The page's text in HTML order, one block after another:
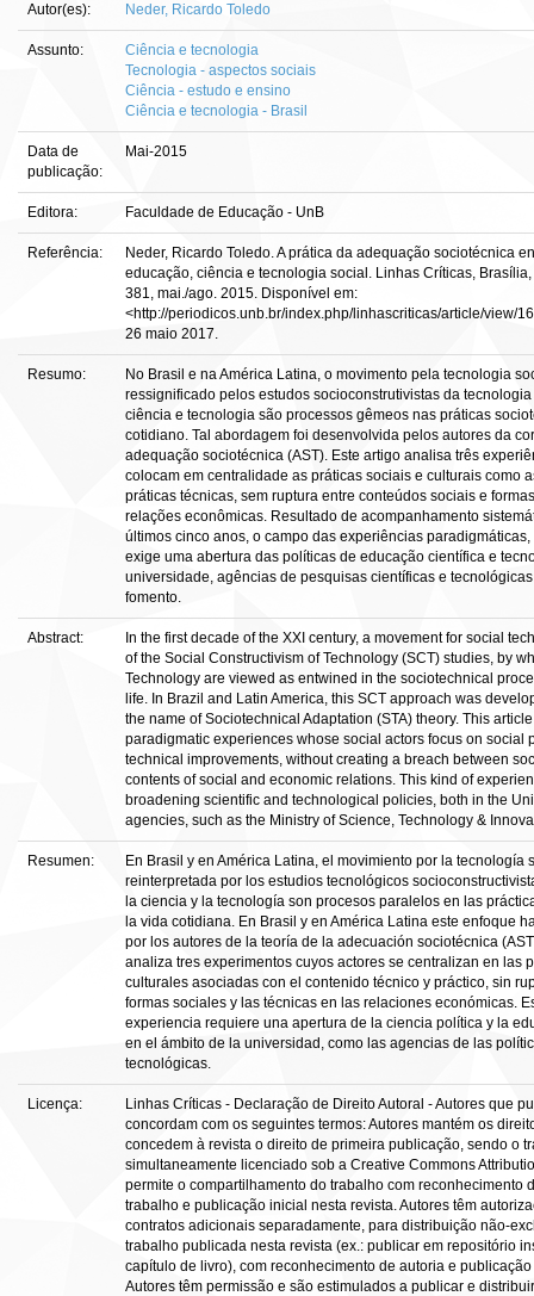
Autor(es): Neder, Ricardo Toledo
Assunto:
Ciência e tecnologia
Tecnologia - aspectos sociais
Ciência - estudo e ensino
Ciência e tecnologia - Brasil
Data de
publicação:
Mai-2015
Editora: Faculdade de Educação - UnB
Referência:
Neder, Ricardo Toledo. A prática da adequação sociotécnica
educação, ciência e tecnologia social. Linhas Críticas, Brasília,
381, mai./ago. 2015. Disponível em:
<http://periodicos.unb.br/index.php/linhascriticas/article/view/
26 maio 2017.
Resumo:
No Brasil e na América Latina, o movimento pela tecnologia
ressignificado pelos estudos socioconstrutivistas da
ciência e tecnologia são processos gêmeos nas práticas
cotidiano. Tal abordagem foi desenvolvida pelos autores da
adequação sociotécnica (AST). Este artigo analisa três
colocam em centralidade as práticas sociais e culturais como
práticas técnicas, sem ruptura entre conteúdos sociais e
relações econômicas. Resultado de acompanhamento
últimos cinco anos, o campo das experiências
exige uma abertura das políticas de educação científica e
universidade, agências de pesquisas científicas e
fomento.
Abstract:
In the first decade of the XXI century, a movement for social
of the Social Constructivism of Technology (SCT) studies, by
Technology are viewed as entwined in the sociotechnical
life. In Brazil and Latin America, this SCT approach was
the name of Sociotechnical Adaptation (STA) theory. This
paradigmatic experiences whose social actors focus on social
technical improvements, without creating a breach between
contents of social and economic relations. This kind of
broadening scientific and technological policies, both in the
agencies, such as the Ministry of Science, Technology &
Resumen:
En Brasil y en América Latina, el movimiento por la tecnología
reinterpretada por los estudios tecnológicos
la ciencia y la tecnología son procesos paralelos en las
la vida cotidiana. En Brasil y en América Latina este enfoque
por los autores de la teoría de la adecuación sociotécnica
analiza tres experimentos cuyos actores se centralizan en las
culturales asociadas con el contenido técnico y práctico, sin
formas sociales y las técnicas en las relaciones económicas.
experiencia requiere una apertura de la ciencia política y la
en el ámbito de la universidad, como las agencias de las
tecnológicas.
Licença:
Linhas Críticas - Declaração de Direito Autoral - Autores que
concordam com os seguintes termos: Autores mantém os
concedem à revista o direito de primeira publicação, sendo o
simultaneamente licenciado sob a Creative Commons
permite o compartilhamento do trabalho com reconhecimento
trabalho e publicação inicial nesta revista. Autores têm
contratos adicionais separadamente, para distribuição não-
trabalho publicada nesta revista (ex.: publicar em repositório
capítulo de livro), com reconhecimento de autoria e
Autores têm permissão e são estimulados a publicar e